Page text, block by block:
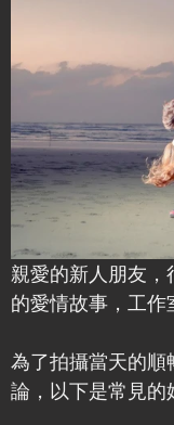
親愛的新人朋友
的愛情故事，工作
為了拍攝當天的順
論，以下是常見